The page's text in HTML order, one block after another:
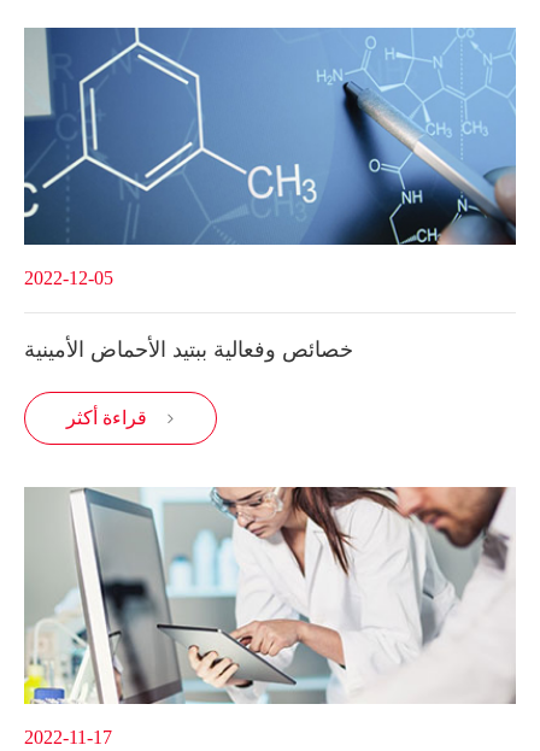
2022-12-05
خصائص وفعالية ببتيد الأحماض الأمينية
قراءة أكثر 
2022-11-17